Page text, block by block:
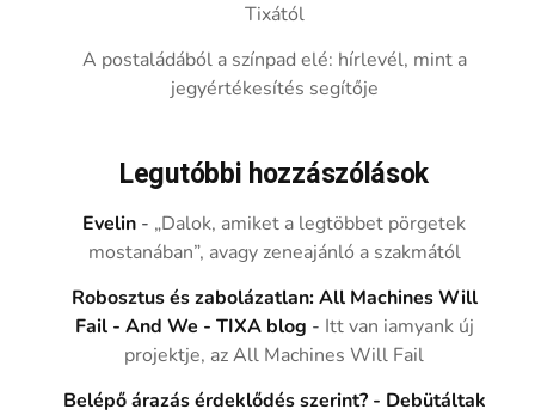
Tixától
A postaládából a színpad elé: hírlevél, mint a
jegyértékesítés segítője
Legutóbbi hozzászólások
Evelin - „Dalok, amiket a legtöbbet pörgetek
mostanában”, avagy zeneajánló a szakmától
Robosztus és zabolázatlan: All Machines Will
Fail - And We - TIXA blog - Itt van iamyank új
projektje, az All Machines Will Fail
Belépő árazás érdeklődés szerint? - Debütáltak